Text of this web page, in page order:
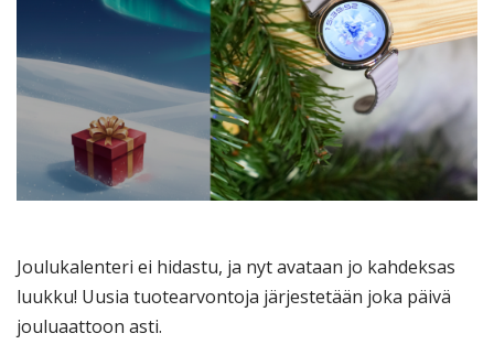
Joulukalenteri ei hidastu, ja nyt avataan jo kahdeksas
luukku! Uusia tuotearvontoja järjestetään joka päivä
jouluaattoon asti.